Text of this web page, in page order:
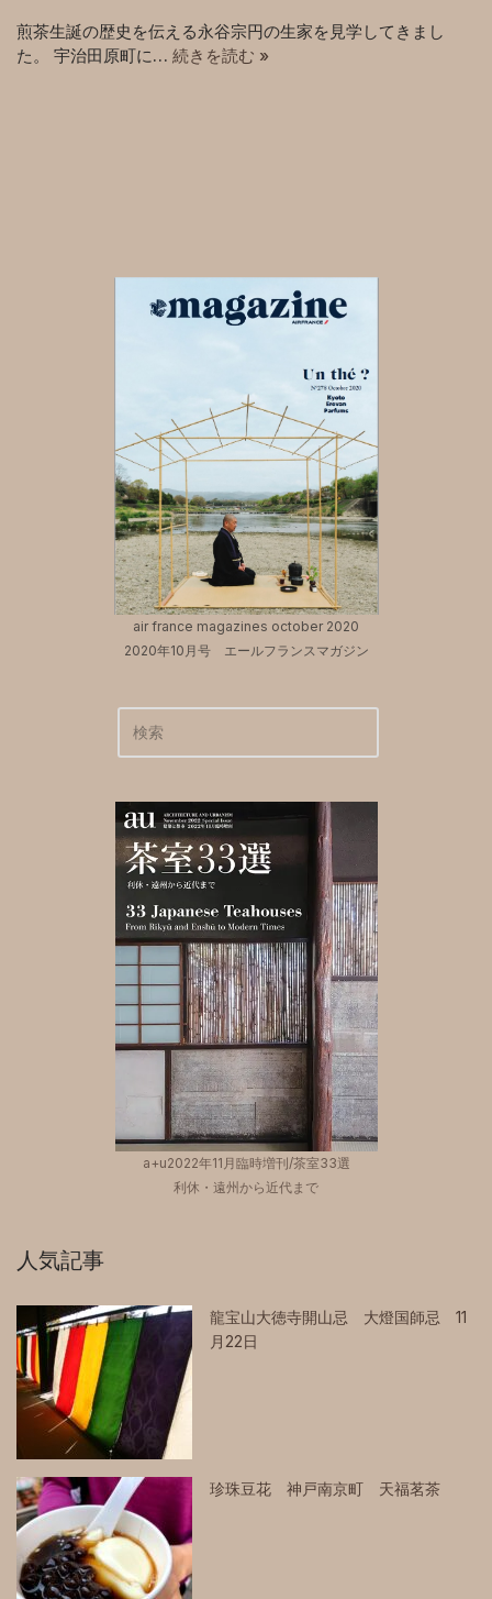
煎茶生誕の歴史を伝える永谷宗円の生家を見学してきまし
た。 宇治田原町に… 続きを読む »
air france magazines october 2020
2020年10月号 エールフランスマガジン
a+u2022年11月臨時増刊/茶室33選
利休・遠州から近代まで
人気記事
龍宝山大徳寺開山忌 大燈国師忌 11
月22日
珍珠豆花 神戸南京町 天福茗茶